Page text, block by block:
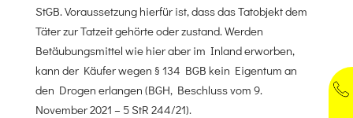
StGB. Voraussetzung hierfür ist, dass das Tatobjekt dem
Täter zur Tatzeit gehörte oder zustand. Werden
Betäubungsmittel wie hier aber im Inland erworben,
kann der Käufer wegen § 134 BGB kein Eigentum an
den Drogen erlangen (BGH, Beschluss vom 9.
November 2021 – 5 StR 244/21).